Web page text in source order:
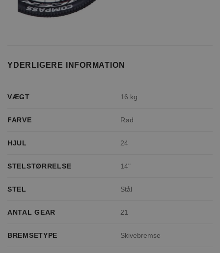
YDERLIGERE INFORMATION
VÆGT 16 kg
FARVE Rød
HJUL 24
STELSTØRRELSE 14"
STEL Stål
ANTAL GEAR 21
BREMSETYPE Skivebremse